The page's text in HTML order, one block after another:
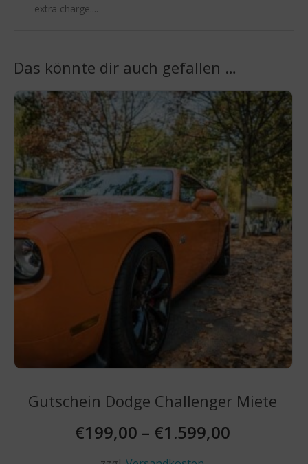
extra charge....
Das könnte dir auch gefallen …
Gutschein Dodge Challenger Miete
€199,00 – €1.599,00